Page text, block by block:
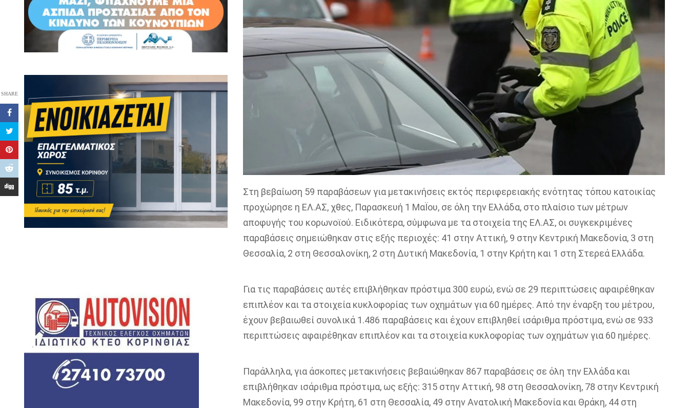
SHARE
Στη βεβαίωση 59 παραβάσεων για μετακινήσεις εκτός περιφερειακής ενότητας τόπου κατοικίας
προχώρησε η ΕΛ.ΑΣ, χθες, Παρασκευή 1 ΜαΪου, σε όλη την Ελλάδα, στο πλαίσιο των μέτρων
αποφυγής του κορωνοϊού. Ειδικότερα, σύμφωνα με τα στοιχεία της ΕΛ.ΑΣ, οι συγκεκριμένες
παραβάσεις σημειώθηκαν στις εξής περιοχές: 41 στην Αττική, 9 στην Κεντρική Μακεδονία, 3 στη
Θεσσαλία, 2 στη Θεσσαλονίκη, 2 στη Δυτική Μακεδονία, 1 στην Κρήτη και 1 στη Στερεά Ελλάδα.
Για τις παραβάσεις αυτές επιβλήθηκαν πρόστιμα 300 ευρώ, ενώ σε 29 περιπτώσεις αφαιρέθηκαν
επιπλέον και τα στοιχεία κυκλοφορίας των οχημάτων για 60 ημέρες. Από την έναρξη του μέτρου,
έχουν βεβαιωθεί συνολικά 1.486 παραβάσεις και έχουν επιβληθεί ισάριθμα πρόστιμα, ενώ σε 933
περιπτώσεις αφαιρέθηκαν επιπλέον και τα στοιχεία κυκλοφορίας των οχημάτων για 60 ημέρες.
Παράλληλα, για άσκοπες μετακινήσεις βεβαιώθηκαν 867 παραβάσεις σε όλη την Ελλάδα και
επιβλήθηκαν ισάριθμα πρόστιμα, ως εξής: 315 στην Αττική, 98 στη Θεσσαλονίκη, 78 στην Κεντρική
Μακεδονία, 99 στην Κρήτη, 61 στη Θεσσαλία, 49 στην Ανατολική Μακεδονία και Θράκη, 44 στη